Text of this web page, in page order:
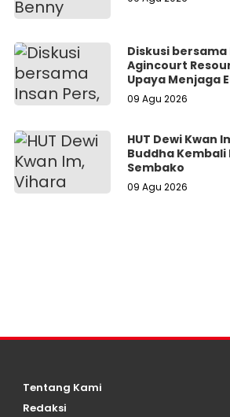
Diskusi bersama
Agincourt
Upaya Menjaga
Lingkungan di
09 Agu 2026
HUT Dewi Kwan
Buddha Kembali
Sembako
09 Agu 2026
Tentang Kami
Redaksi